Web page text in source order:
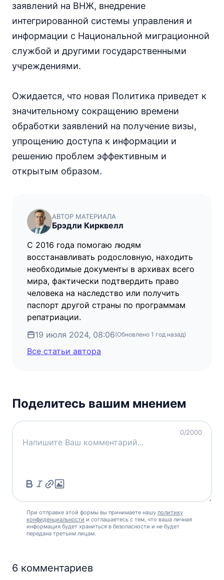
заявлений на ВНЖ, внедрение
интегрированной системы управления и
информации с Национальной миграционной
службой и другими государственными
учреждениями.
Ожидается, что новая Политика приведет к
значительному сокращению времени
обработки заявлений на получение визы,
упрощению доступа к информации и
решению проблем эффективным и
открытым образом.
АВТОР МАТЕРИАЛА
Брэдли Кирквелл
С 2016 года помогаю людям
восстанавливать родословную, находить
необходимые документы в архивах всего
мира, фактически подтвердить право
человека на наследство или получить
паспорт другой страны по программам
репатриации.
19 июля 2024, 08:06(Обновлено 1 год назад)
Все статьи автора
Поделитесь вашим мнением
0/2000
При отправке этой формы вы принимаете нашу политику
конфиденциальности и соглашаетесь с тем, что ваша личная
информация будет храниться в безопасности и не будет
передана третьим лицам.
6 комментариев